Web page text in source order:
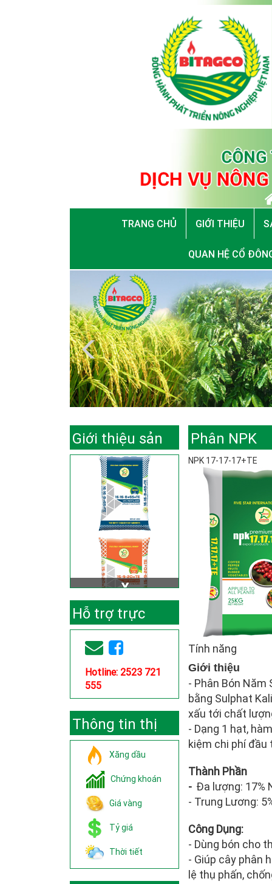
TRANG CHỦ GIỚI THIỆU
QUAN HỆ CỔ
Giới thiệu sản
phẩm
Hỗ trợ trực
tuyến
Hotline: 2523 721
555
Thông tin thị
trườngXăng dầu
Chứng khoán
Giá vàng
Tỷ giá
Thời tiết
Phân NPK
NPK 17-17-17+TE
Tính năng
Giới thiệu
- Phân Bón
bằng Sulphat
xấu tới chất
- Dạng 1 hạt,
kiệm chi phí đầu
Thành Phần
- Đa lượng: 17%
- Trung Lương:
Công Dụng:
- Dùng bón cho
- Giúp cây phân
lệ thụ phấn,